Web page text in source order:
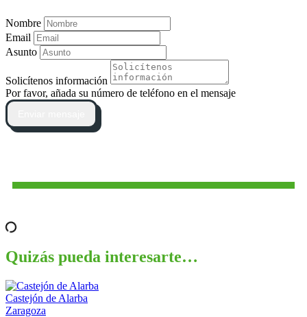
Nombre
Email
Asunto
Solicítenos información
Por favor, añada su número de teléfono en el mensaje
Quizás pueda interesarte…
Castejón de Alarba
Zaragoza